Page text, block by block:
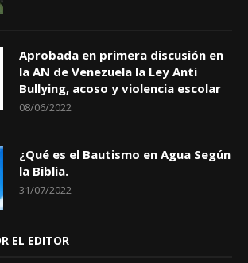
Aprobada en primera discusión en
la AN de Venezuela la Ley Anti
Bullying, acoso y violencia escolar
08/06/2022
¿Qué es el Bautismo en Agua Según
la Biblia.
31/07/2022
EL EDITOR